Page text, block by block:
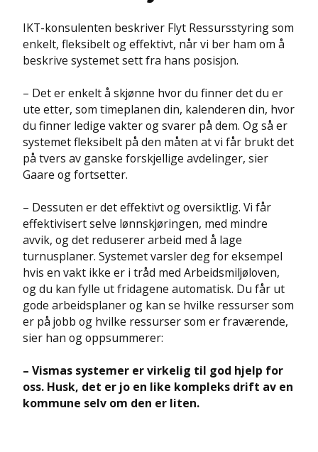
IKT-konsulenten beskriver Flyt Ressursstyring som
enkelt, fleksibelt og effektivt, når vi ber ham om å
beskrive systemet sett fra hans posisjon.
– Det er enkelt å skjønne hvor du finner det du er
ute etter, som timeplanen din, kalenderen din, hvor
du finner ledige vakter og svarer på dem. Og så er
systemet fleksibelt på den måten at vi får brukt det
på tvers av ganske forskjellige avdelinger, sier
Gaare og fortsetter.
– Dessuten er det effektivt og oversiktlig. Vi får
effektivisert selve lønnskjøringen, med mindre
avvik, og det reduserer arbeid med å lage
turnusplaner. Systemet varsler deg for eksempel
hvis en vakt ikke er i tråd med Arbeidsmiljøloven,
og du kan fylle ut fridagene automatisk. Du får ut
gode arbeidsplaner og kan se hvilke ressurser som
er på jobb og hvilke ressurser som er fraværende,
sier han og oppsummerer:
– Vismas systemer er virkelig til god hjelp for
oss. Husk, det er jo en like kompleks drift av en
kommune selv om den er liten.